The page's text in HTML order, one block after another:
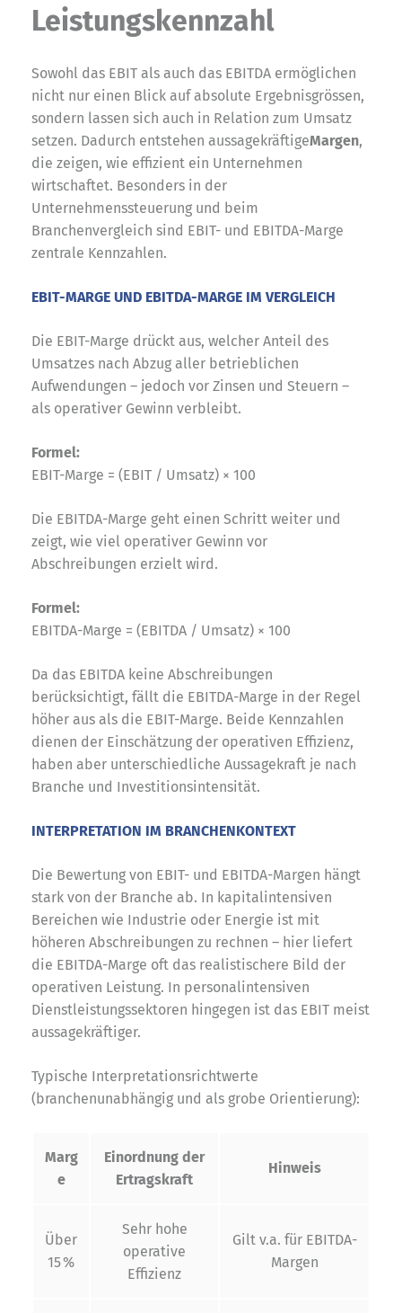
Leistungskennzahl
Sowohl das EBIT als auch das EBITDA ermöglichen
nicht nur einen Blick auf absolute Ergebnisgrössen,
sondern lassen sich auch in Relation zum Umsatz
setzen. Dadurch entstehen aussagekräftigeMargen,
die zeigen, wie effizient ein Unternehmen
wirtschaftet. Besonders in der
Unternehmenssteuerung und beim
Branchenvergleich sind EBIT- und EBITDA-Marge
zentrale Kennzahlen.
EBIT-MARGE UND EBITDA-MARGE IM VERGLEICH
Die EBIT-Marge drückt aus, welcher Anteil des
Umsatzes nach Abzug aller betrieblichen
Aufwendungen – jedoch vor Zinsen und Steuern –
als operativer Gewinn verbleibt.
Formel:
EBIT-Marge = (EBIT / Umsatz) × 100
Die EBITDA-Marge geht einen Schritt weiter und
zeigt, wie viel operativer Gewinn vor
Abschreibungen erzielt wird.
Formel:
EBITDA-Marge = (EBITDA / Umsatz) × 100
Da das EBITDA keine Abschreibungen
berücksichtigt, fällt die EBITDA-Marge in der Regel
höher aus als die EBIT-Marge. Beide Kennzahlen
dienen der Einschätzung der operativen Effizienz,
haben aber unterschiedliche Aussagekraft je nach
Branche und Investitionsintensität.
INTERPRETATION IM BRANCHENKONTEXT
Die Bewertung von EBIT- und EBITDA-Margen hängt
stark von der Branche ab. In kapitalintensiven
Bereichen wie Industrie oder Energie ist mit
höheren Abschreibungen zu rechnen – hier liefert
die EBITDA-Marge oft das realistischere Bild der
operativen Leistung. In personalintensiven
Dienstleistungssektoren hingegen ist das EBIT meist
aussagekräftiger.
Typische Interpretationsrichtwerte
(branchenunabhängig und als grobe Orientierung):
Marg
e
Einordnung der
Ertragskraft
Hinweis
Über
15 %
Sehr hohe
operative
Effizienz
Gilt v.a. für EBITDA-
Margen